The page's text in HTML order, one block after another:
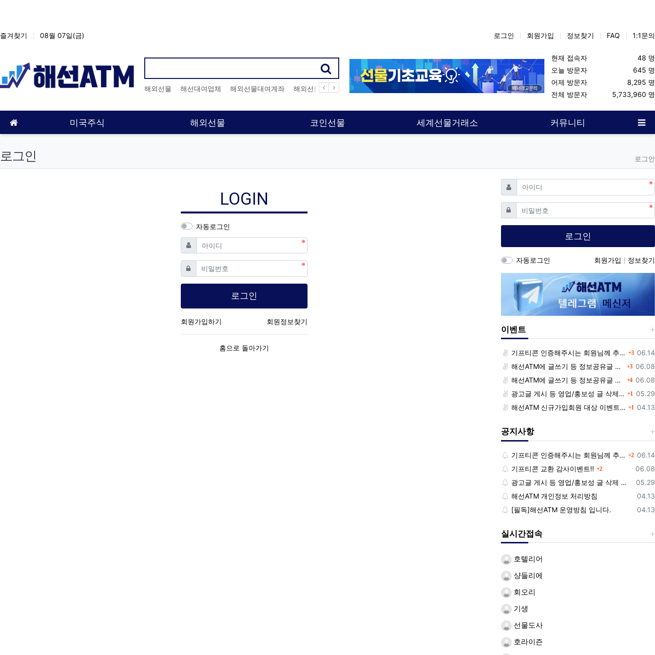
상단 네비
즐겨찾기 08월 07일(금) 로그인 회원가입 정보찾기 FAQ 1:1문의
인기검색어
해외선물 해선대여업체 해외선물대여계좌 해외선물대여업체 해외선물사이트 해외선물먹튀업체 코인선물 해외선물커뮤니티 선물옵션커뮤니티 해
현재 접속자
48 명
오늘 방문자
645 명
어제 방문자
8,295 명
전체 방문자
5,733,960 명
메인 메뉴 미국주식 해외선물 코인선물 세계선물거래소 커뮤니티
홈으로
로그인 로그인
LOGIN
자동로그인
아이디
필수
비밀번호필수
로그인
회원가입하기 회원정보찾기
홈으로 돌아가기
아이디 필수
비밀번호필수
로그인
자동로그인 회원가입 정보찾기
이벤트
등록
06.14
기프티콘 인증해주시는 회원님께 추가 포인트 쏩니다!! 3댓글
등록일
06.08
해선ATM에 글쓰기 등 정보공유글 남기고 기프티콘 받자! 3댓글
등록일
06.08
해선ATM에 글쓰기 등 정보공유글 남기고 기프티콘 받자! 4댓글
등록
05.29
광고글 게시 등 영업/홍보성 글 삭제 및 제제대상입니다. 1 댓글
등록
04.13
해선ATM 신규가입회원 대상 이벤트 안내 1 댓글
공지사항
등록
06.14
기프티콘 인증해주시는 회원님께 추가 포인트 쏩니다!! 2댓글
등록일
06.08
기프티콘 교환 감사이벤트!! 2댓글
등록
05.29
광고글 게시 등 영업/홍보성 글 삭제 및 제제대상입니다.
등록
04.13
해선ATM 개인정보 처리방침
등록
04.13
[필독]해선ATM 운영방침 입니다.
실시간접속
호텔리어
샹들리에
회오리
기생
선물도사
호라이즌